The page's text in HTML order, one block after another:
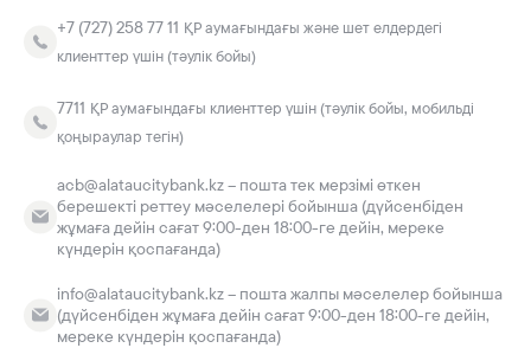
+7 (727) 258 77 11 ҚР аумағындағы және шет елдердегі
клиенттер үшін (тәулік бойы)
7711 ҚР аумағындағы клиенттер үшін (тәулік бойы, мобильді
қоңыраулар тегін)
acb@alataucitybank.kz – пошта тек мерзімі өткен
берешекті реттеу мәселелері бойынша (дүйсенбіден
жұмаға дейін сағат 9:00-ден 18:00-ге дейін, мереке
күндерін қоспағанда)
info@alataucitybank.kz – пошта жалпы мәселелер бойынша
(дүйсенбіден жұмаға дейін сағат 9:00-ден 18:00-ге дейін,
мереке күндерін қоспағанда)